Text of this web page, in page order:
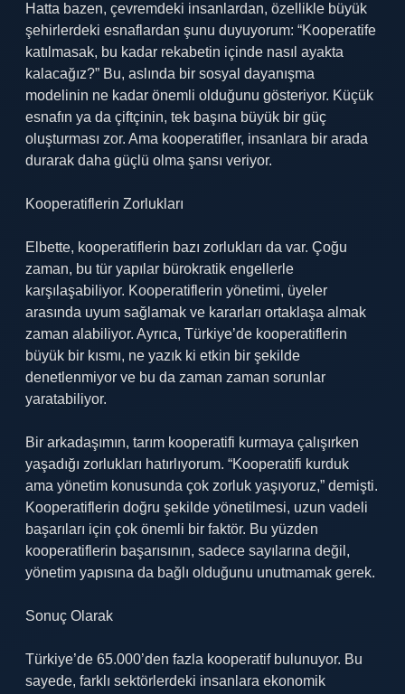
Hatta bazen, çevremdeki insanlardan, özellikle büyük
şehirlerdeki esnaflardan şunu duyuyorum: “Kooperatife
katılmasak, bu kadar rekabetin içinde nasıl ayakta
kalacağız?” Bu, aslında bir sosyal dayanışma
modelinin ne kadar önemli olduğunu gösteriyor. Küçük
esnafın ya da çiftçinin, tek başına büyük bir güç
oluşturması zor. Ama kooperatifler, insanlara bir arada
durarak daha güçlü olma şansı veriyor.
Kooperatiflerin Zorlukları
Elbette, kooperatiflerin bazı zorlukları da var. Çoğu
zaman, bu tür yapılar bürokratik engellerle
karşılaşabiliyor. Kooperatiflerin yönetimi, üyeler
arasında uyum sağlamak ve kararları ortaklaşa almak
zaman alabiliyor. Ayrıca, Türkiye’de kooperatiflerin
büyük bir kısmı, ne yazık ki etkin bir şekilde
denetlenmiyor ve bu da zaman zaman sorunlar
yaratabiliyor.
Bir arkadaşımın, tarım kooperatifi kurmaya çalışırken
yaşadığı zorlukları hatırlıyorum. “Kooperatifi kurduk
ama yönetim konusunda çok zorluk yaşıyoruz,” demişti.
Kooperatiflerin doğru şekilde yönetilmesi, uzun vadeli
başarıları için çok önemli bir faktör. Bu yüzden
kooperatiflerin başarısının, sadece sayılarına değil,
yönetim yapısına da bağlı olduğunu unutmamak gerek.
Sonuç Olarak
Türkiye’de 65.000’den fazla kooperatif bulunuyor. Bu
sayede, farklı sektörlerdeki insanlara ekonomik